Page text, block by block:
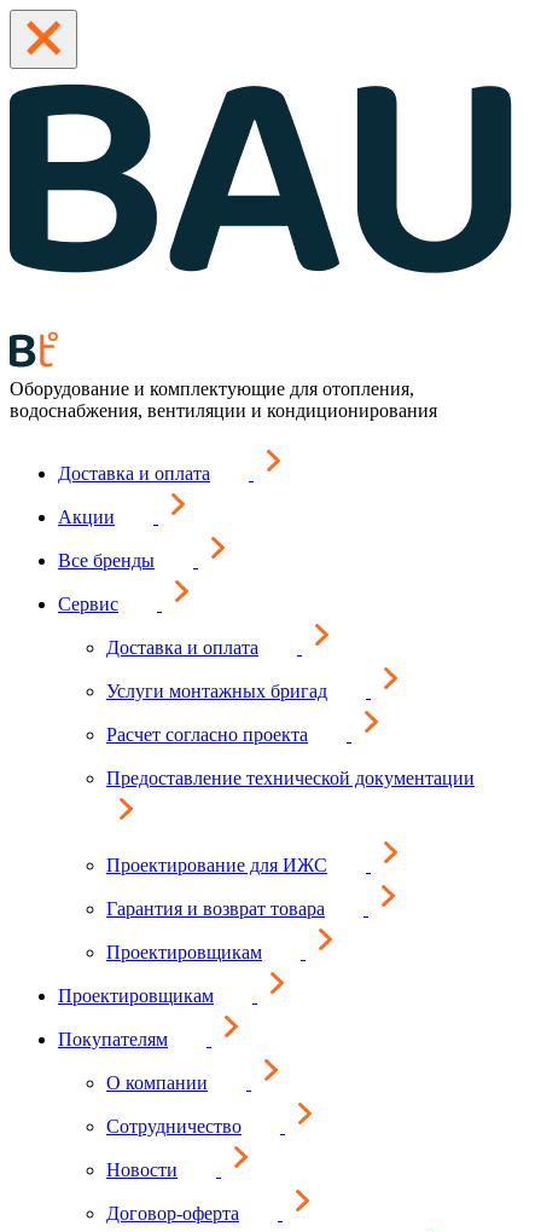
Оборудование и комплектующие для отопления,
водоснабжения, вентиляции и кондиционирования
Доставка и оплата
Акции
Все бренды
Сервис
Доставка и оплата
Услуги монтажных бригад
Расчет согласно проекта
Предоставление технической документации
Проектирование для ИЖС
Гарантия и возврат товара
Проектировщикам
Проектировщикам
Покупателям
О компании
Сотрудничество
Новости
Договор-оферта